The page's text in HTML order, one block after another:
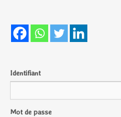
Identifiant
Mot de passe